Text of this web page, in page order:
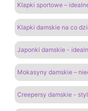
Klapki sportowe –
Klapki damskie na co
Japonki damskie -
Mokasyny damskie –
Creepersy damskie -